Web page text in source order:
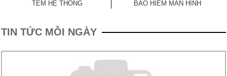
TEM HỆ THỐNG
BẢO HIỂM MÀN HÌNH
TIN TỨC MỖI NGÀY